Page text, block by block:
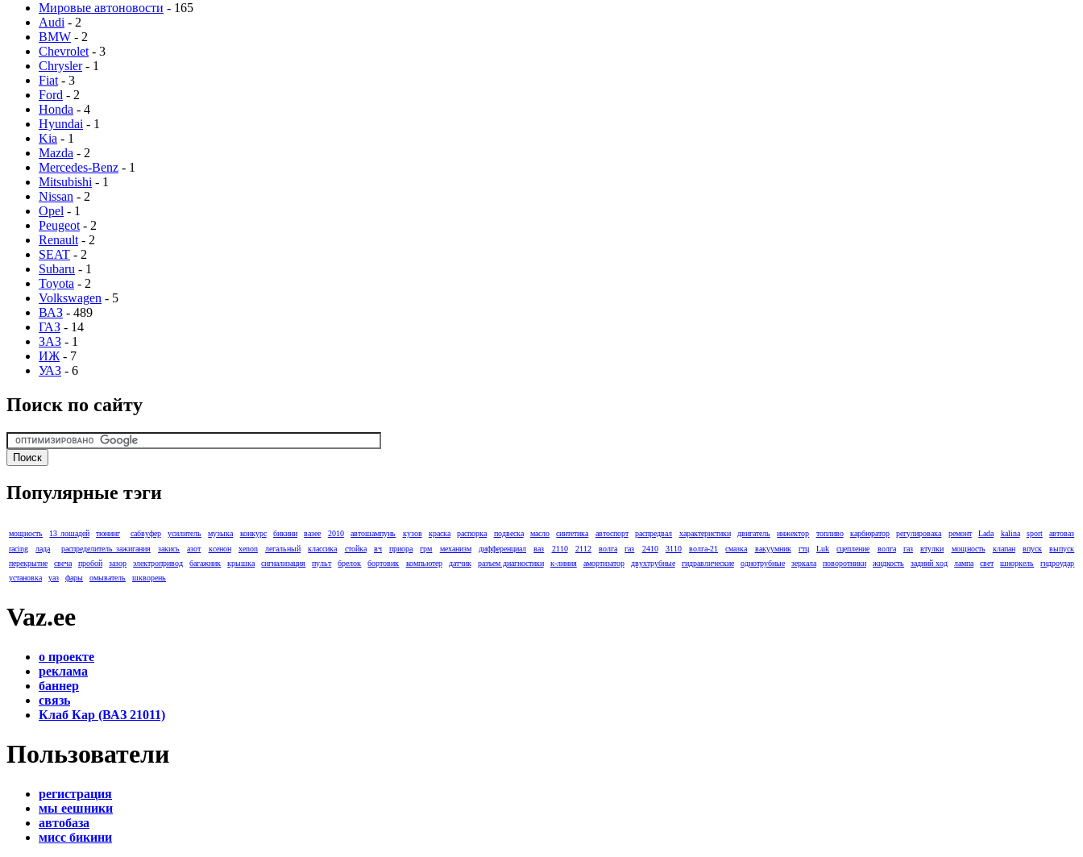
Мировые автоновости - 165
Audi - 2
BMW - 2
Chevrolet - 3
Chrysler- 1
Fiat - 3
Ford - 2
Honda - 4
Hyundai - 1
Kia - 1
Mazda - 2
Mercedes-Benz - 1
Mitsubishi - 1
Nissan - 2
Opel - 1
Peugeot - 2
Renault - 2
SEAT - 2
Subaru - 1
Toyota - 2
Volkswagen - 5
ВАЗ - 489
ГАЗ - 14
ЗАЗ - 1
ИЖ - 7
УАЗ - 6
Поиск по сайту
Популярные тэги
мощность 13 лошадей тюнинг сабвуфер усилитель музыка конкурс бикини вазее 2010 автошампунь кузов краска распорка подвеска масло синтетика автоспорт распредвал характеристики двигатель инжектор топливо карбюратор регулировака ремонт Lada kalina sport
автоваз
racing
лада распределитель зажигания закись азот ксенон xenon легальный классика стойка вч приора грм механизм дифференциал ваз 2110 2112 волга газ 2410 3110 волга-21 смазка вакуумник гтц Luk сцепление волга газ втулки мощность клапан впуск
выпуск
перекрытие
свеча пробой зазор электропривод багажник крышка сигнализация пульт брелок бортовик компьютер датчик разъем диагностики к-линия амортизатор двухтрубные гидравлические однотрубные зеркала поворотники жидкость задний ход лампа свет шноркель
гидроудар
установка
уаз фары омыватель шкворень
Vaz.ee
о проекте
реклама
баннер
связь
Клаб Кар (ВАЗ 21011)
Пользователи
регистрация
мы еешники
автобаза
мисс бикини